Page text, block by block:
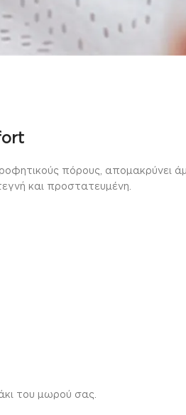
πόρους, απομακρύνει
και προστατευμένη.
του μωρού σας.